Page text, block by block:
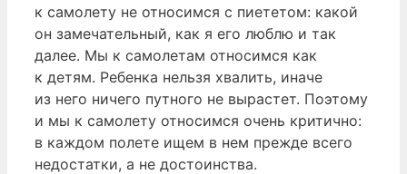
к самолету не относимся с пиететом: какой
он замечательный, как я его люблю и так
далее. Мы к самолетам относимся как
к детям. Ребенка нельзя хвалить, иначе
из него ничего путного не вырастет. Поэтому
и мы к самолету относимся очень критично:
в каждом полете ищем в нем прежде всего
недостатки, а не достоинства.